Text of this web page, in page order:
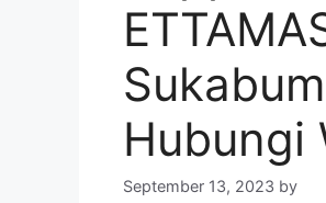
Hubungi
September 13, 2023 by